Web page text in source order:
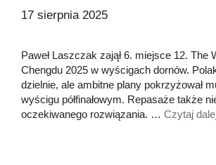
17 sierpnia 2025
Paweł Laszczak zajął 6. miejsce 12. The
Chengdu 2025 w wyścigach dornów.
dzielnie, ale ambitne plany pokrzyżował
wyścigu półfinałowym. Repasaże także
oczekiwanego rozwiązania. … Czytaj